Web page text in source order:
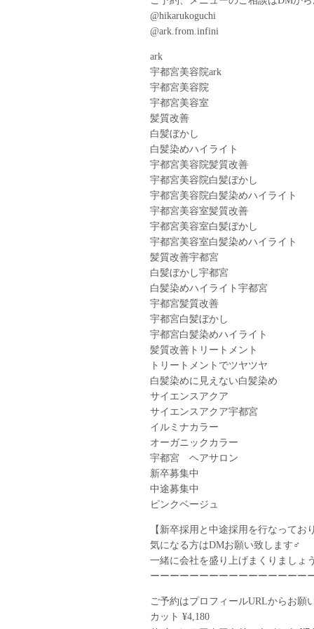
@hikarukoguchi
@ark.from.infini
ark
宇都宮美容院ark
宇都宮美容院
宇都宮美容室
髪質改善
白髪ぼかし
白髪染めハイライト
宇都宮美容院髪質改善
宇都宮美容院白髪ぼかし
宇都宮美容院白髪染めハイライト
宇都宮美容室髪質改善
宇都宮美容室白髪ぼかし
宇都宮美容室白髪染めハイライト
髪質改善宇都宮
白髪ぼかし宇都宮
白髪染めハイライト宇都宮
宇都宮髪質改善
宇都宮白髪ぼかし
宇都宮白髪染めハイライト
髪質改善トリートメント
トリートメントでツヤツヤ
白髪染めに見えない白髪染め
サイエンスアクア
サイエンスアクア宇都宮
イルミナカラー
オーガニックカラー
宇都宮 ヘアサロン
新卒募集中
中途募集中
ピンクベージュ
【新卒採用と中途採用を行なってお
気になる方はDMお願い致します‍♂️
一緒に会社を盛り上げまくりましょう
ーーーーーーーーーーーーーーーー
ご予約はプロフィールURLからお願
カット ¥4,180